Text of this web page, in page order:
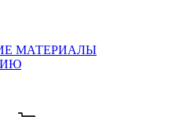
МАТЕРИАЛЫ